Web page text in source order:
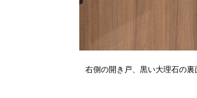
右側の開き戸、黒い大理石の裏